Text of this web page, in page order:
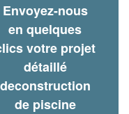
Envoyez-nous
en quelques
votre projet
détaillé
deconstruction
de piscine